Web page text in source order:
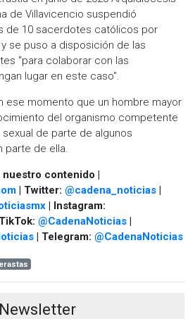
de Villavicencio suspendió
de 10 sacerdotes católicos por
se puso a disposición de las
"para colaborar con las
lugar en este caso".
ese momento que un hombre mayor
del organismo competente
de parte de algunos
parte de ella.
contenido |
| Twitter: @cadena_noticias |
| Instagram:
@CadenaNoticias |
| Telegram: @CadenaNoticias
Newsletter